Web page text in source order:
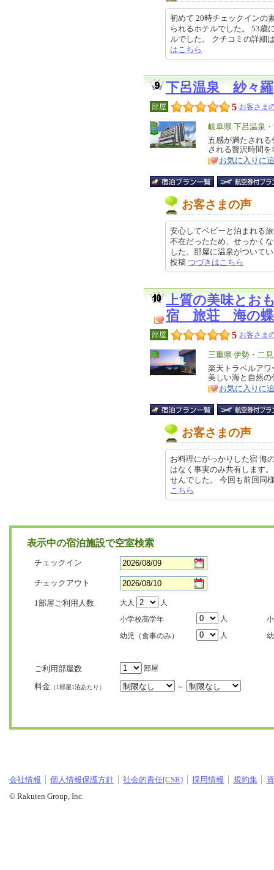
初めて 20時チェックインの
られるホテルでした。 53歳
ルでした。 クチコミの詳
はこちら
下呂温泉 紗々羅
部屋 5 お客さま
エ
リ
ア
岐阜県 下呂温泉
特
徴
五感が満たされ
される贅沢時間を
お気に入りに
お客さまの声
安心してベビーと泊まれる
不在だったため、せっかく
した。部屋に温泉がついて
投稿 つづきはこちら
上質の美味とお
宿 旅荘 海の蝶
部屋 5 お客さま
エ
リ
ア
三重県 伊勢・二見
特
徴
楽天トラベルア
美しい海と自然
お気に入りに
お客さまの声
お料理にがっかりした宿 海
はなく事実のみ共有します
せんでした。 今回も前回
こちら
表示中の宿泊施設で空室検索
チェックイン
チェックアウト
1部屋ご利用人数 大人
人
小学校高学年
人
幼児（食事のみ）
人
ご利用部屋数 部屋
料金 （1部屋1泊あたり） ～
会社情報 個人情報保護方針 社会的責任[CSR] 採用情報 規約集
© Rakuten Group, Inc.